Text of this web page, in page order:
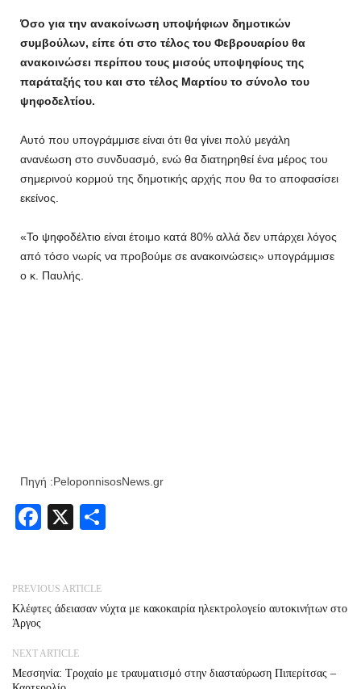
Όσο για την ανακοίνωση υποψήφιων δημοτικών
συμβούλων, είπε ότι στο τέλος του Φεβρουαρίου θα
ανακοινώσει περίπου τους μισούς υποψηφίους της
παράταξής του και στο τέλος Μαρτίου το σύνολο του
ψηφοδελτίου.
Αυτό που υπογράμμισε είναι ότι θα γίνει πολύ μεγάλη
ανανέωση στο συνδυασμό, ενώ θα διατηρηθεί ένα μέρος του
σημερινού κορμού της δημοτικής αρχής που θα το αποφασίσει
εκείνος.
«Το ψηφοδέλτιο είναι έτοιμο κατά 80% αλλά δεν υπάρχει λόγος
από τόσο νωρίς να προβούμε σε ανακοινώσεις» υπογράμμισε
ο κ. Παυλής.
Πηγή :PeloponnisosNews.gr
Facebook
X
PREVIOUS ARTICLE
Κλέφτες άδειασαν νύχτα με κακοκαιρία ηλεκτρολογείο αυτοκινήτων στο
Άργος
NEXT ARTICLE
Μεσσηνία: Τροχαίο με τραυματισμό στην διασταύρωση Πιπερίτσας –